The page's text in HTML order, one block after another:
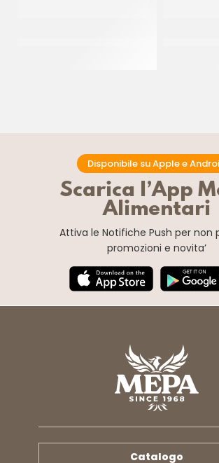
Disponibile su Apple e
Scarica l’App
Alimentari
Attiva le Notifiche Push per non
promozioni e novita’
Catalogo